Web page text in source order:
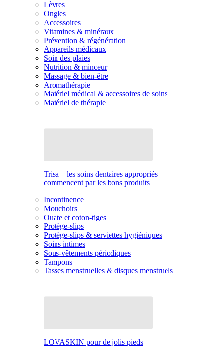
Lèvres
Ongles
Accessoires
Vitamines & minéraux
Prévention & régénération
Appareils médicaux
Soin des plaies
Nutrition & minceur
Massage & bien-être
Aromathérapie
Matériel médical & accessoires de soins
Matériel de thérapie
Trisa – les soins dentaires appropriés
commencent par les bons produits
Incontinence
Mouchoirs
Ouate et coton-tiges
Protège-slips
Protège-slips & serviettes hygiéniques
Soins intimes
Sous-vêtements périodiques
Tampons
Tasses menstruelles & disques menstruels
LOVASKIN pour de jolis pieds